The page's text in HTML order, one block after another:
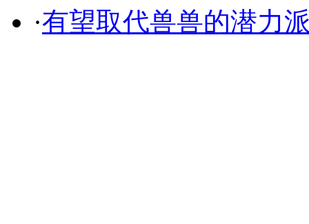
·有望取代兽兽的潜力